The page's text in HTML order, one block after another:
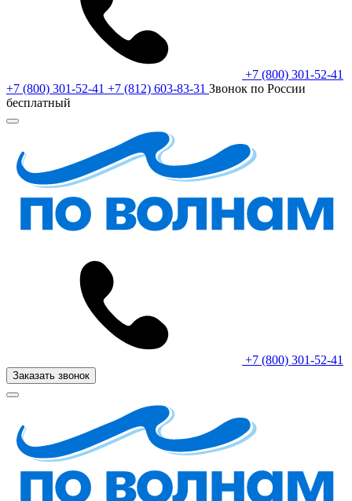
+7 (800) 301-52-41
+7 (800) 301-52-41 +7 (812) 603-83-31 Звонок по России
бесплатный
+7 (800) 301-52-41
Заказать звонок